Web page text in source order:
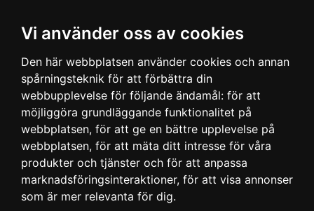
Vi använder oss av cookies
Den här webbplatsen använder cookies och annan
spårningsteknik för att förbättra din
webbupplevelse för följande ändamål: för att
möjliggöra grundläggande funktionalitet på
webbplatsen, för att ge en bättre upplevelse på
webbplatsen, för att mäta ditt intresse för våra
produkter och tjänster och för att anpassa
marknadsföringsinteraktioner, för att visa annonser
som är mer relevanta för dig.